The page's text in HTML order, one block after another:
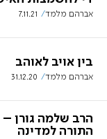
אברהם מלמד 7.11.21
בין אויב לאוהב
אברהם מלמד 31.12.20
הרב שלמה גורן –
התורה למדינה